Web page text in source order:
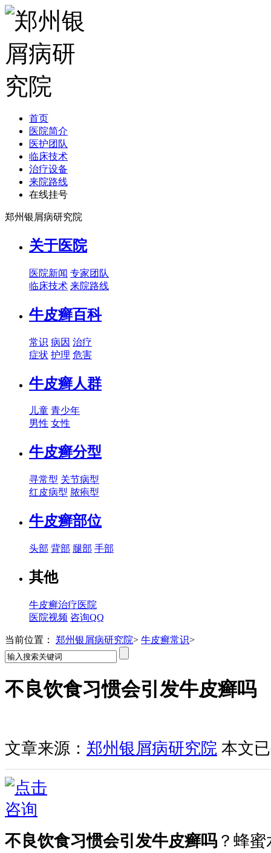
首页
医院简介
医护团队
临床技术
治疗设备
来院路线
在线挂号
郑州银屑病研究院
关于医院
医院新闻 专家团队
临床技术 来院路线
牛皮癣百科
常识 病因 治疗
症状 护理 危害
牛皮癣人群
儿童 青少年
男性 女性
牛皮癣分型
寻常型 关节病型
红皮病型 脓疱型
牛皮癣部位
头部 背部 腿部 手部
其他
牛皮癣治疗医院
医院视频 咨询QQ
当前位置： 郑州银屑病研究院> 牛皮癣常识>
不良饮食习惯会引发牛皮癣吗
文章来源： 郑州银屑病研究院 本文
不良饮食习惯会引发牛皮癣吗 ？蜂